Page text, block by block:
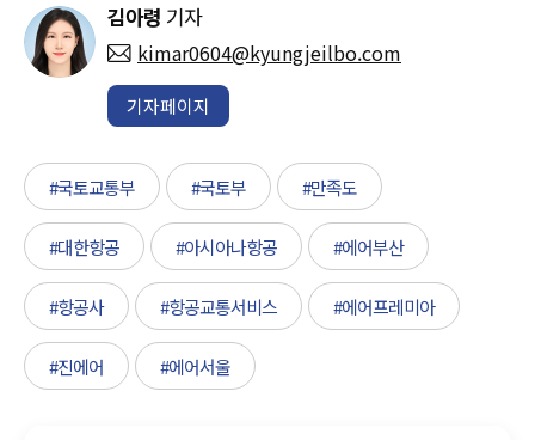
김아령 기자
kimar0604@kyungjeilbo.com
기자페이지
#국토교통부 #국토부 #만족도
#대한항공 #아시아나항공 #에어부산
#항공사 #항공교통서비스 #에어프레미아
#진에어 #에어서울